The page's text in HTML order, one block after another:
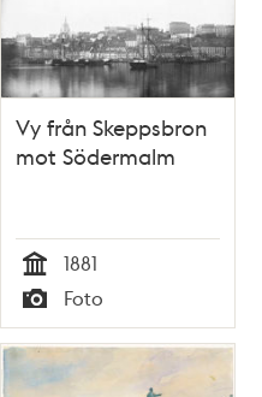
Vy från Skeppsbron
mot Södermalm
Tid
1881
Typ
Foto